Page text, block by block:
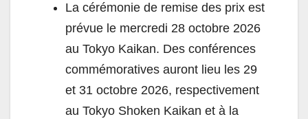
La cérémonie de remise des prix est
prévue le mercredi 28 octobre 2026
au Tokyo Kaikan. Des conférences
commémoratives auront lieu les 29
et 31 octobre 2026, respectivement
au Tokyo Shoken Kaikan et à la